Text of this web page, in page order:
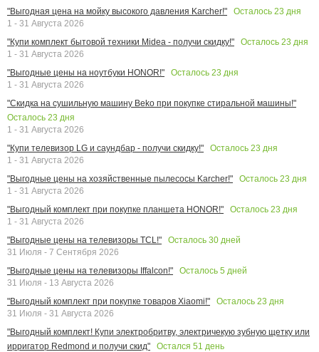
"Выгодная цена на мойку высокого давления Karcher!"
Осталось 23 дня
1 - 31 Августа 2026
"Купи комплект бытовой техники Midea - получи скидку!"
Осталось 23 дня
1 - 31 Августа 2026
"Выгодные цены на ноутбуки HONOR!"
Осталось 23 дня
1 - 31 Августа 2026
"Скидка на сушильную машину Beko при покупке стиральной машины!"
Осталось 23 дня
1 - 31 Августа 2026
"Купи телевизор LG и саундбар - получи скидку!"
Осталось 23 дня
1 - 31 Августа 2026
"Выгодные цены на хозяйственные пылесосы Karcher!"
Осталось 23 дня
1 - 31 Августа 2026
"Выгодный комплект при покупке планшета HONOR!"
Осталось 23 дня
1 - 31 Августа 2026
"Выгодные цены на телевизоры TCL!"
Осталось 30 дней
31 Июля - 7 Сентября 2026
"Выгодные цены на телевизоры Iffalcon!"
Осталось 5 дней
31 Июля - 13 Августа 2026
"Выгодный комплект при покупке товаров Xiaomi!"
Осталось 23 дня
31 Июля - 31 Августа 2026
"Выгодный комплект! Купи электробритву, электричекую зубную щетку или
ирригатор Redmond и получи скид"
Остался 51 день